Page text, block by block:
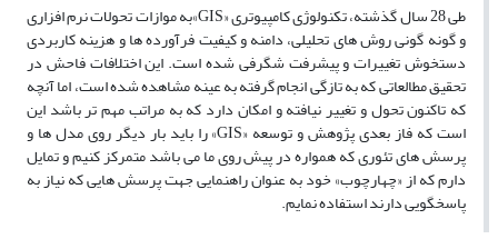
طی 28 سال گذشته، تکنولوژی کامپیوتری «GIS»به موازات تحولات نرم افزاری
و گونه گونی روش های تحلیلی، دامنه و کیفیت فرآورده ­ها و هزینه کاربردی
دستخوش تغییرات و پیشرفت شگرفی شده است. این اختلافات فاحش در
تحقیق مطالعاتی که به تازگی انجام گرفته به عینه مشاهده شده است، اما آنچه
که تاکنون تحول و تغییر نیافته و امکان دارد که به مراتب مهم تر باشد این
است که فاز بعدی پژوهش و توسعه «GIS» را باید بار دیگر روی مدل ها و
پرسش های تئوری که همواره در پیش روی ما می­ باشد متمرکز کنیم و تمایل
دارم که از «چهارچوب» خود به عنوان راهنمایی جهت پرسش هایی که نیاز به
پاسخگویی دارند استفاده نمایم.